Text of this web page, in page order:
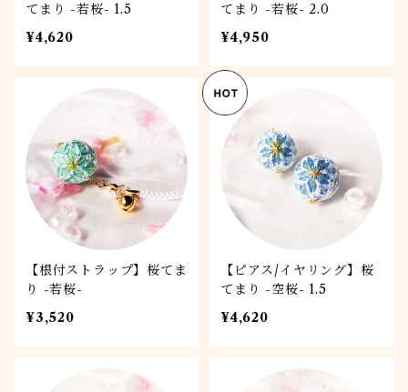
てまり -若桜- 1.5
¥4,620
てまり -若桜- 2.0
¥4,950
【根付ストラップ】桜てま
り -若桜-
¥3,520
【ピアス/イヤリング】桜
てまり -空桜- 1.5
¥4,620